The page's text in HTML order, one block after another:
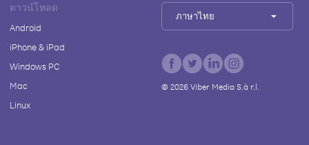
ดาวน์โหลด
Android
iPhone & iPad
Windows PC
Mac
Linux
ภาษาไทย
© 2026Viber Media S.à r.l.